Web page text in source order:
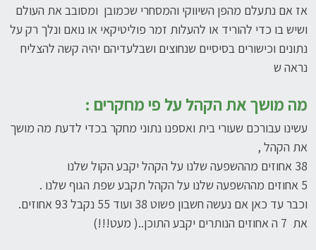
אז אם נתעלם מהפן השיווקי והמסחרי שכמובן ומסובב את העולם
ושיש בו כדי להוריד או להעלות זמר פוליטיקאי או נואם ונלך רק על
נתונים וכישורים בסיסיים שנחוצים ושבלעדיהם יהיה קשה להצליח
נראה ש
מה מושך את הקהל על פי מחקרים :
עשינו עבורכם שעורי בית ואספנו נתוני מחקר בכדי לדעת מה מושך
את הקהל ,
38 אחוזים מההשפעה שלנו על הקהל יקבע הקול שלנו
5 אחוזים מההשפעה שלנו על הקהל תקבע שפת הגוף שלנו .
וכבר עד כאן אם נעשה חשבון פשוט 38 ועוד 55 נקבל 93 אחוזים.
את 7 ה אחוזים הנותרים יקבע התוכן..( מעט!!!)